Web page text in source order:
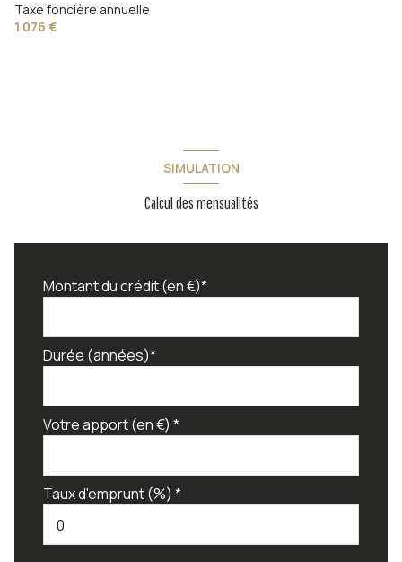
Taxe foncière annuelle
1 076 €
SIMULATION
Calcul des mensualités
Montant du crédit (en €)*
Durée (années)*
Votre apport (en €) *
Taux d'emprunt (%) *